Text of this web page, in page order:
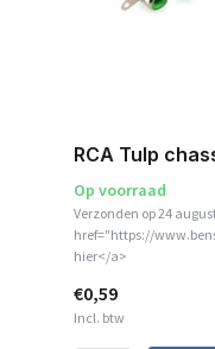
RCA Tulp
Op voorraad
Verzonden op 24
href="https://
hier</a>
€0,59
Incl. btw